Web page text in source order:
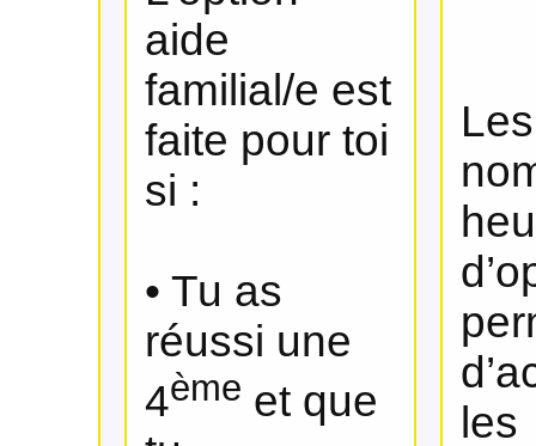
aide
familial/e est
faite pour toi
si :
• Tu as
réussi une
4ème et que
Les
les